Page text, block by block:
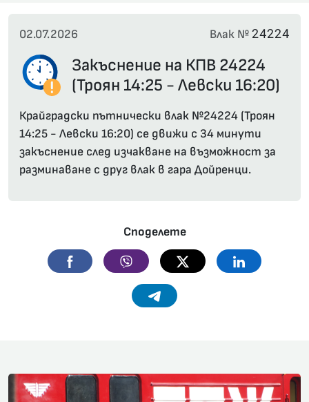
02.07.2026 Влак №24224
Закъснение на КПВ 24224
(Троян 14:25 - Левски 16:20)
Крайградски пътнически влак №24224 (Троян
14:25 - Левски 16:20) се движи с 34 минути
закъснение след изчакване на възможност за
разминаване с друг влак в гара Дойренци.
Споделете
Facebook Viber Twitter Linkedin
Telegram